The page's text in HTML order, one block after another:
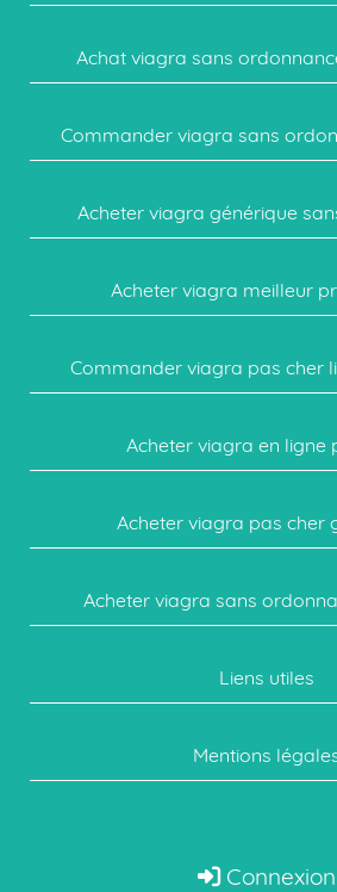
Achat viagra sans
Commander viagra sans
Acheter viagra générique
Acheter viagra meilleur
Commander viagra pas cher
Acheter viagra en ligne
Acheter viagra pas cher
Acheter viagra sans
Liens utiles
Mentions
Connexion